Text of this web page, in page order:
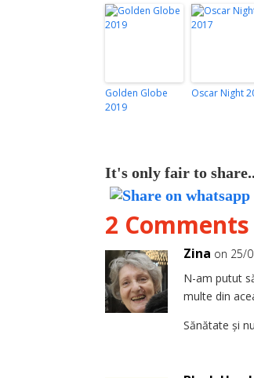
Golden Globe
2019
Oscar Night
It's only fair to
2 Comments
Zina on 25/
N-am putut
multe din
Sănătate și